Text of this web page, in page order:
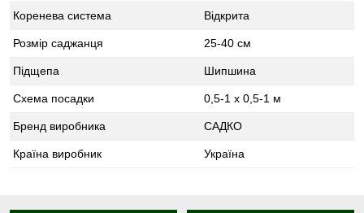
Коренева система Відкрита
Розмір саджанця 25-40 см
Підщепа Шипшина
Схема посадки 0,5-1 x 0,5-1 м
Бренд виробника САДКО
Країна виробник Україна